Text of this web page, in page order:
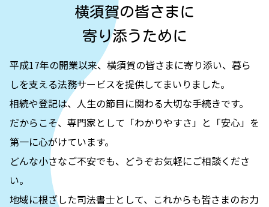
横須賀の皆さまに
寄り添うために
平成17年の開業以来、横須賀の皆さまに寄り添い、暮ら
しを支える法務サービスを提供してまいりました。
相続や登記は、人生の節目に関わる大切な手続きです。
だからこそ、専門家として「わかりやすさ」と「安心」を
第一に心がけています。
どんな小さなご不安でも、どうぞお気軽にご相談くださ
い。
地域に根ざした司法書士として、これからも皆さまのお力